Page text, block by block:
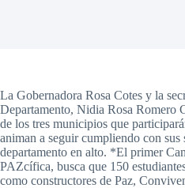
La Gobernadora Rosa Cotes y la
Departamento, Nidia Rosa Romero
de los tres municipios que
animan a seguir cumpliendo con
departamento en alto. *El primer
PAZcífica, busca que 150
como constructores de Paz,